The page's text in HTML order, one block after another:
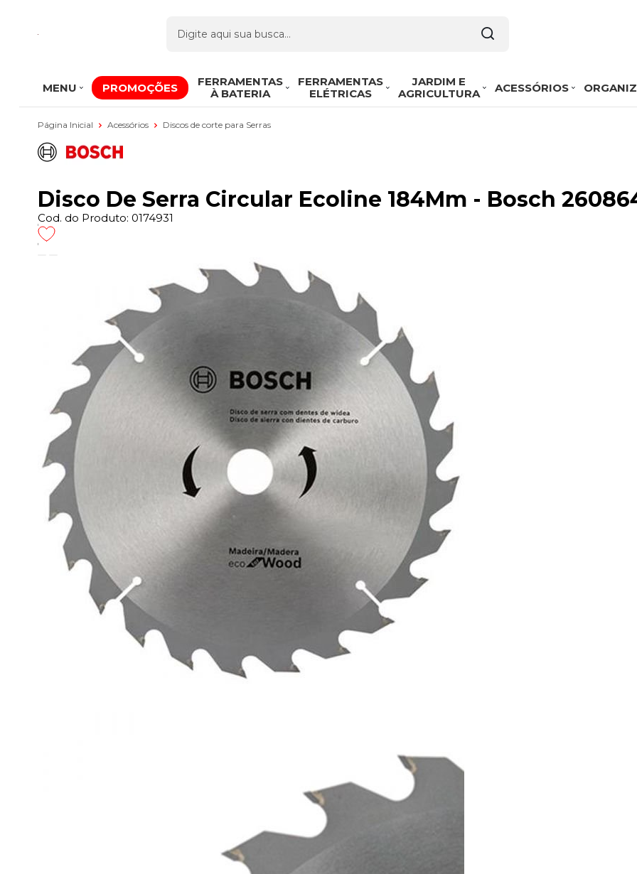
MENU PROMOÇÕES
FERRAMENTAS
À BATERIA
FERRAMENTAS
ELÉTRICAS
JARDIM E
AGRICULTURA
ACESSÓRIOS
Página Inicial Acessórios Discos de corte para Serras
Disco De Serra Circular Ecoline 184Mm - Bosch
Cod. do Produto: 0174931